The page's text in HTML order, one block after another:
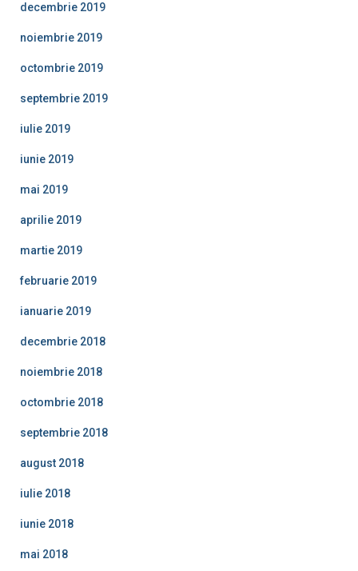
decembrie 2019
noiembrie 2019
octombrie 2019
septembrie 2019
iulie 2019
iunie 2019
mai 2019
aprilie 2019
martie 2019
februarie 2019
ianuarie 2019
decembrie 2018
noiembrie 2018
octombrie 2018
septembrie 2018
august 2018
iulie 2018
iunie 2018
mai 2018